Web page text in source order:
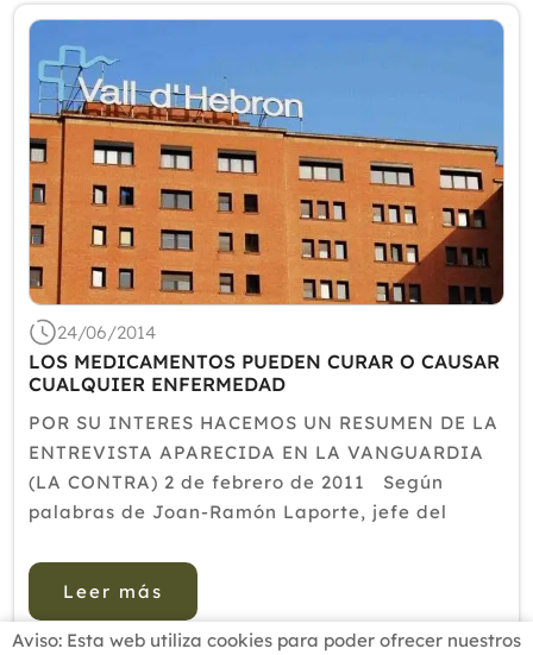
24/06/2014
LOS MEDICAMENTOS PUEDEN CURAR O CAUSAR
CUALQUIER ENFERMEDAD
POR SU INTERES HACEMOS UN RESUMEN DE LA
ENTREVISTA APARECIDA EN LA VANGUARDIA
(LA CONTRA) 2 de febrero de 2011 Según
palabras de Joan-Ramón Laporte, jefe del
Hebrón comentadas durante su entrevista en
La Vangua...
Leer más
Aviso: Esta web utiliza cookies para poder ofrecer nuestros